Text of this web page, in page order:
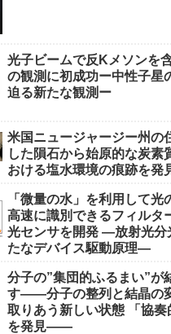
光子ビームで反Kメソンを
の観測に初成功ー中性子星
迫る新たな観測ー
米国ニュージャージー州の
した隕石から始原的な炭素
おける塩水環境の痕跡を発
「微量の水」を利用して光
高速に識別できるフィルタ
光センサを開発 ―放射光分
たなデバイス駆動原理―
分子の”集団的ふるまい”が
す――分子の整列と結晶の
取りあう新しい状態 「協奏
を発見――